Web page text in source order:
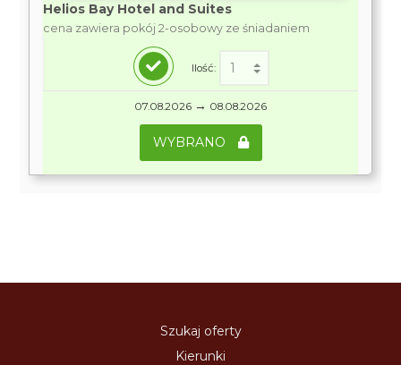
Helios Bay Hotel and Suites
cena zawiera pokój 2-osobowy ze śniadaniem
Ilość:
07.08.2026 → 08.08.2026
WYBRANO
Szukaj oferty
Kierunki